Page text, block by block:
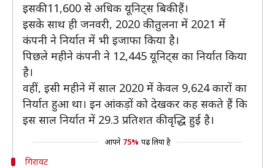
इसकी 11,600 से अधिक यूनिट्स बिकी हैं।
इसके साथ ही जनवरी, 2020 की तुलना में 2021 में
कंपनी ने निर्यात में भी इजाफा किया है।
पिछले महीने कंपनी ने 12,445 यूनिट्स का निर्यात किया
है।
वहीं, इसी महीने में साल 2020 में केवल 9,624 कारों का
निर्यात हुआ था। इन आंकड़ों को देखकर कह सकते हैं कि
इस साल निर्यात में 29.3 प्रतिशत की वृद्धि हुई है।
आपने 75% पढ़ लिया है
गिरावट